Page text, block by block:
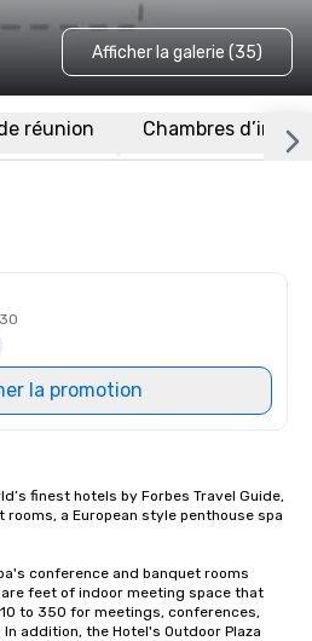
Afficher la galerie (35)
réunion Chambres
la promotion
finest hotels by Forbes Travel Guide,
a European style penthouse spa
conference and banquet rooms
feet of indoor meeting space that
to 350 for meetings, conferences,
addition, the Hotel's Outdoor Plaza